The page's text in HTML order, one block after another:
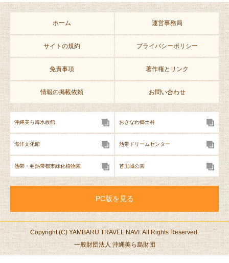
ホーム 運営事務局
サイトの規約 プライバシーポリシー
免責事項 著作権とリンク
情報の掲載依頼 お問い合わせ
沖縄美ら海水族館 おきなわ郷土村
海洋文化館 熱帯ドリームセンター
熱帯・亜熱帯都市緑化植物園 首里城公園
PC版を見る
Copyright (C) YAMBARU TRAVEL NAVI. All Rights Reserved.
一般財団法人 沖縄美ら島財団